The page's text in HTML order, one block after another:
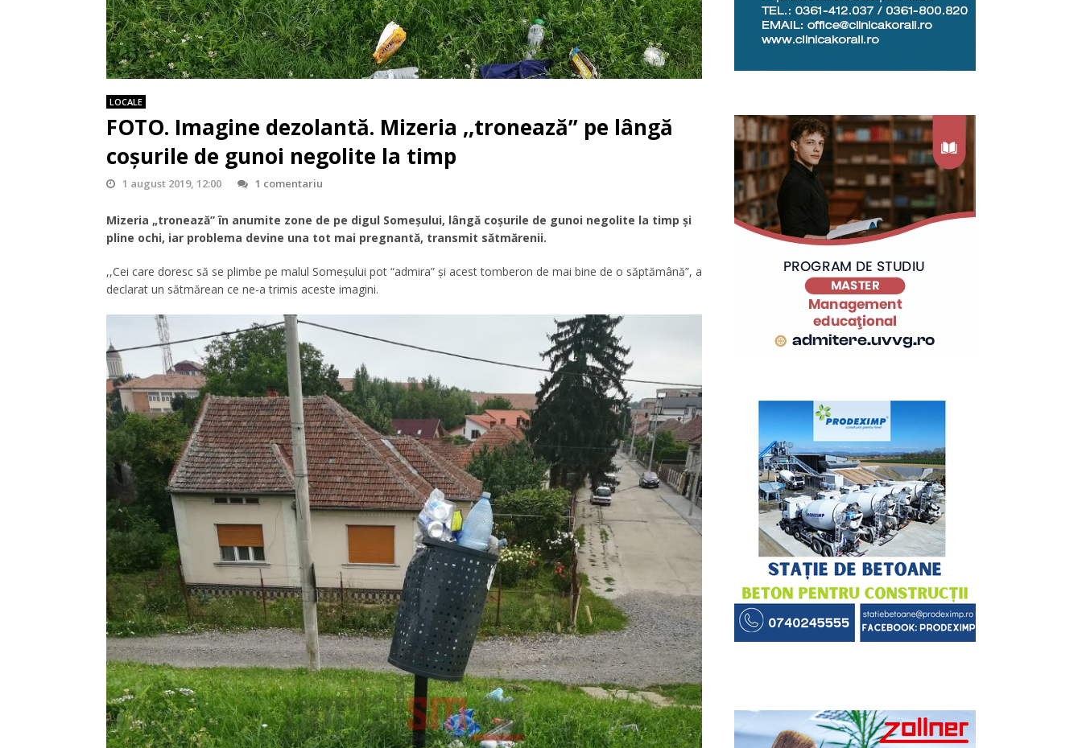
LOCALE
FOTO. Imagine dezolantă. Mizeria ,,tronează” pe lângă
coșurile de gunoi negolite la timp
1 august 2019, 12:00 1 comentariu
Mizeria „tronează” în anumite zone de pe digul Someșului, lângă coșurile de gunoi negolite la timp și
pline ochi, iar problema devine una tot mai pregnantă, transmit sătmărenii.
,,Cei care doresc să se plimbe pe malul Someșului pot “admira” și acest tomberon de mai bine de o săptămână”, a
declarat un sătmărean ce ne-a trimis aceste imagini.